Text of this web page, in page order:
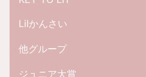
Lilかんさい
他グループ
ジュニア大賞